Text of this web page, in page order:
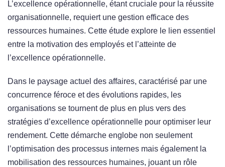
L’excellence opérationnelle, étant cruciale pour la réussite
organisationnelle, requiert une gestion efficace des
ressources humaines. Cette étude explore le lien essentiel
entre la motivation des employés et l’atteinte de
l’excellence opérationnelle.
Dans le paysage actuel des affaires, caractérisé par une
concurrence féroce et des évolutions rapides, les
organisations se tournent de plus en plus vers des
stratégies d’excellence opérationnelle pour optimiser leur
rendement. Cette démarche englobe non seulement
l’optimisation des processus internes mais également la
mobilisation des ressources humaines, jouant un rôle